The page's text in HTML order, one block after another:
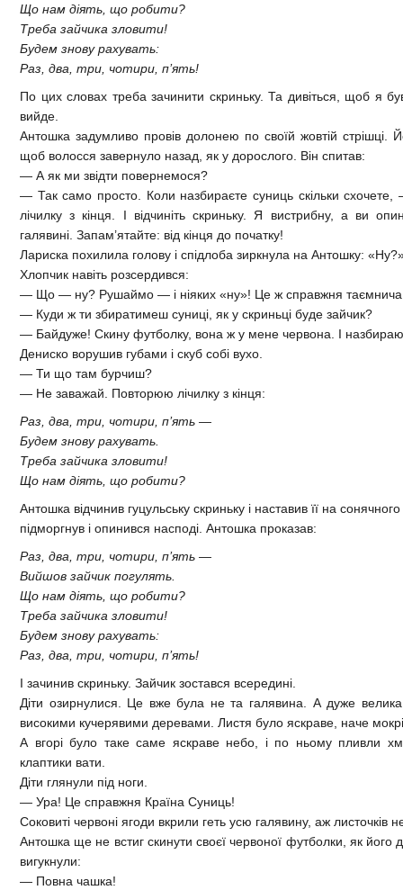
Що нам діять, що робити?
Треба зайчика зловити!
Будем знову рахувать:
Раз, два, три, чотири, п’ять!
По цих словах треба зачинити скриньку. Та дивіться, щоб я
вийде.
Антошка задумливо провів долонею по своїй жовтій стрішці.
щоб волосся завернуло назад, як у дорослого. Він спитав:
— А як ми звідти повернемося?
— Так само просто. Коли назбираєте суниць скільки схочете,
лічилку з кінця. І відчиніть скриньку. Я вистрибну, а ви
галявині. Запам’ятайте: від кінця до початку!
Лариска похилила голову і спідлоба зиркнула на Антошку:
Хлопчик навіть розсердився:
— Що — ну? Рушаймо — і ніяких «ну»! Це ж справжня таємнича
— Куди ж ти збиратимеш суниці, як у скриньці буде зайчик?
— Байдуже! Скину футболку, вона ж у мене червона. І назбираю
Дениско ворушив губами і скуб собі вухо.
— Ти що там бурчиш?
— Не заважай. Повторюю лічилку з кінця:
Раз, два, три, чотири, п’ять —
Будем знову рахувать.
Треба зайчика зловити!
Що нам діять, що робити?
Антошка відчинив гуцульську скриньку і наставив її на
підморгнув і опинився насподі. Антошка проказав:
Раз, два, три, чотири, п’ять —
Вийшов зайчик погулять.
Що нам діять, що робити?
Треба зайчика зловити!
Будем знову рахувать:
Раз, два, три, чотири, п’ять!
І зачинив скриньку. Зайчик зостався всередині.
Діти озирнулися. Це вже була не та галявина. А дуже
високими кучерявими деревами. Листя було яскраве, наче
А вгорі було таке саме яскраве небо, і по ньому пливли
клаптики вати.
Діти глянули під ноги.
— Ура! Це справжня Країна Суниць!
Соковиті червоні ягоди вкрили геть усю галявину, аж листочків
Антошка ще не встиг скинути своєї червоної футболки, як його
вигукнули:
— Повна чашка!